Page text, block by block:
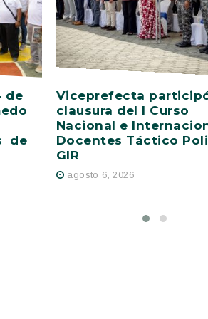
de
de
Viceprefecta
clausura del I Curso
Nacional e
Docentes Táctico
GIR
agosto 6, 2026